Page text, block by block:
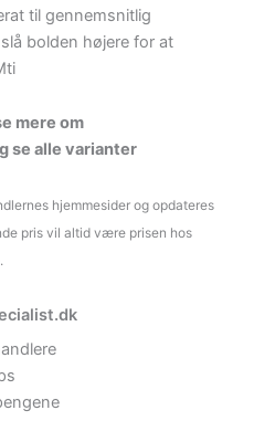
til gennemsnitlig
bolden højere for at
mere om
se alle varianter
hjemmesider og opdateres
pris vil altid være prisen hos